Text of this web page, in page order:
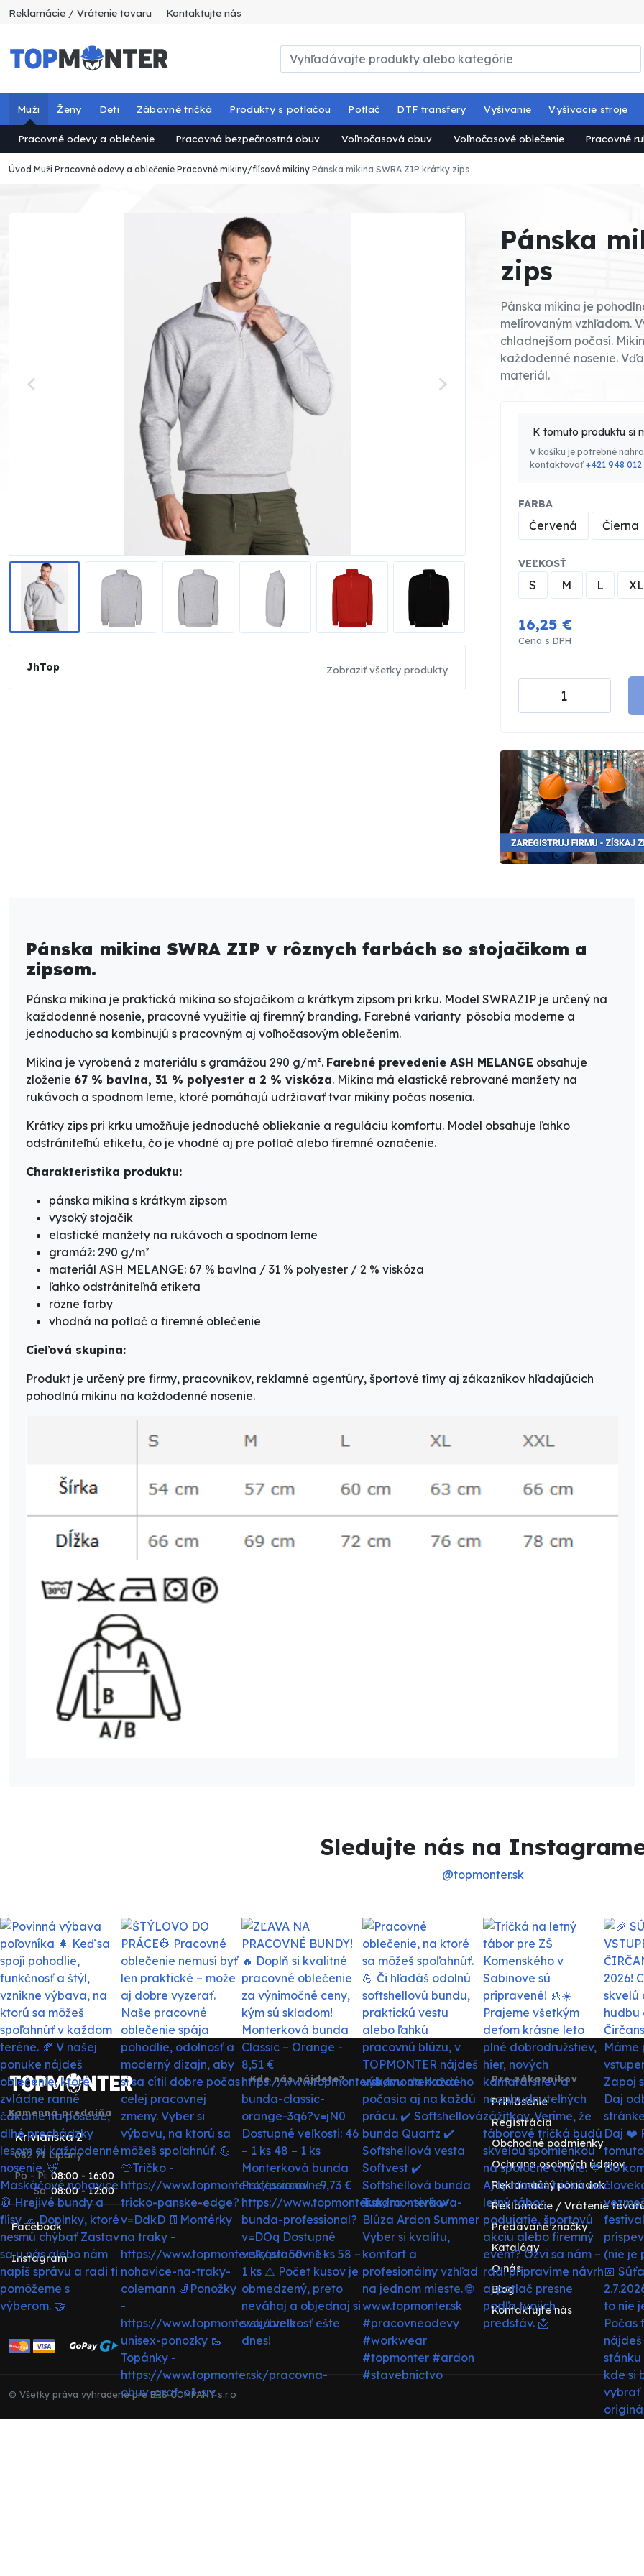
Reklamácie / Vrátenie tovaru Kontaktujte nás
Muži
Pracovné odevy a oblečenie Pracovná bezpečnostná obuv Voľnočasová obuv Voľnočasové oblečenie Pracovné
Ženy Deti Zábavné tričká Produkty s potlačou Potlač DTF transfery Vyšívanie Vyšívacie stroje
Úvod Muži Pracovné odevy a oblečenie Pracovné mikiny/flísové mikiny Pánska mikina SWRA ZIP krátky zips
JhTop Zobraziť všetky produkty
Pánska
zips
Pánska mikina je
melírovaným vzhľadom.
chladnejšom počasí.
každodenné nosenie.
materiál.
K tomuto produktu si
V košíku je potrebné
kontaktovať+421 948 012
FARBA
Červená Čierna
VEĽKOSŤ
S M L XL
16,25 €
Cena s DPH
Pánska mikina SWRA ZIP v rôznych farbách so stojačikom a
zipsom.
Pánska mikina je praktická mikina so stojačikom a krátkym zipsom pri krku. Model SWRAZIP je určený na
každodenné nosenie, pracovné využitie aj firemný branding. Farebné varianty pôsobia moderne a
jednoducho sa kombinujú s pracovným aj voľnočasovým oblečením.
Mikina je vyrobená z materiálu s gramážou 290 g/m². Farebné prevedenie ASH MELANGE obsahuje
zloženie 67 % bavlna, 31 % polyester a 2 % viskóza. Mikina má elastické rebrované manžety na
rukávoch a spodnom leme, ktoré pomáhajú udržiavať tvar mikiny počas nosenia.
Krátky zips pri krku umožňuje jednoduché obliekanie a reguláciu komfortu. Model obsahuje ľahko
odstrániteľnú etiketu, čo je vhodné aj pre potlač alebo firemné označenie.
Charakteristika produktu:
pánska mikina s krátkym zipsom
vysoký stojačik
elastické manžety na rukávoch a spodnom leme
gramáž: 290 g/m²
materiál ASH MELANGE: 67 % bavlna / 31 % polyester / 2 % viskóza
ľahko odstrániteľná etiketa
rôzne farby
vhodná na potlač a firemné oblečenie
Cieľová skupina:
Produkt je určený pre firmy, pracovníkov, reklamné agentúry, športové tímy aj zákazníkov hľadajúcich
pohodlnú mikinu na každodenné nosenie.
Sledujte nás na
@topmonter.sk
Kamenná predajňa
Krivianska 2
082 71 Lipany
Po - Pi:
So:
08:00 - 16:00
08:00 - 12:00
Facebook
Instagram
Kde nás nájdete? Pre zákazníkov
Prihlásenie
Registrácia
Obchodné podmienky
Ochrana osobných údajov
Reklamačný poriadok
Reklamácie / Vrátenie
Predávané značky
Katalógy
O nás
Blog
Kontaktujte nás
© Všetky práva vyhradené pre BRS COMPANY s.r.o